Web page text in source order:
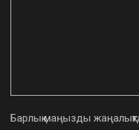
Барлық маңызды